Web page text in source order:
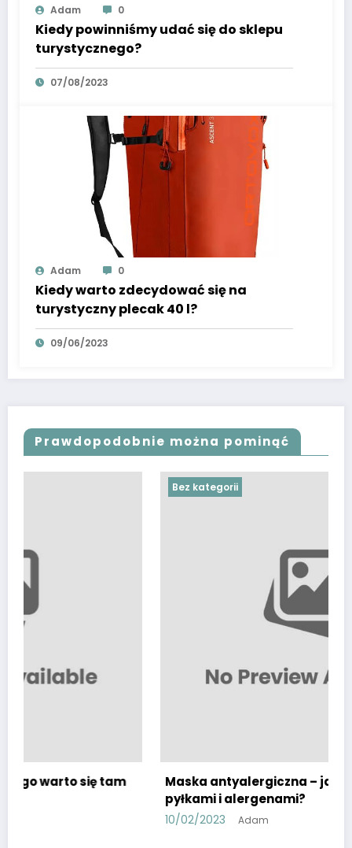
Adam 0
Kiedy powinniśmy udać się do sklepu
turystycznego?
07/08/2023
Adam 0
Kiedy warto zdecydować się na
turystyczny plecak 40 l?
09/06/2023
Prawdopodobnie można pominąć
Maska antyalergiczna – jak chronić się przed
pyłkami i alergenami?
Adam